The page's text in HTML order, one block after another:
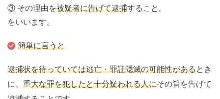
③ その理由を被疑者に告げて逮捕すること。
をいいます。
簡単に言うと
逮捕状を待っていては逃亡・罪証隠滅の可能性があるとき
に、 重大な罪を犯したと十分疑われる人にその旨を告げて